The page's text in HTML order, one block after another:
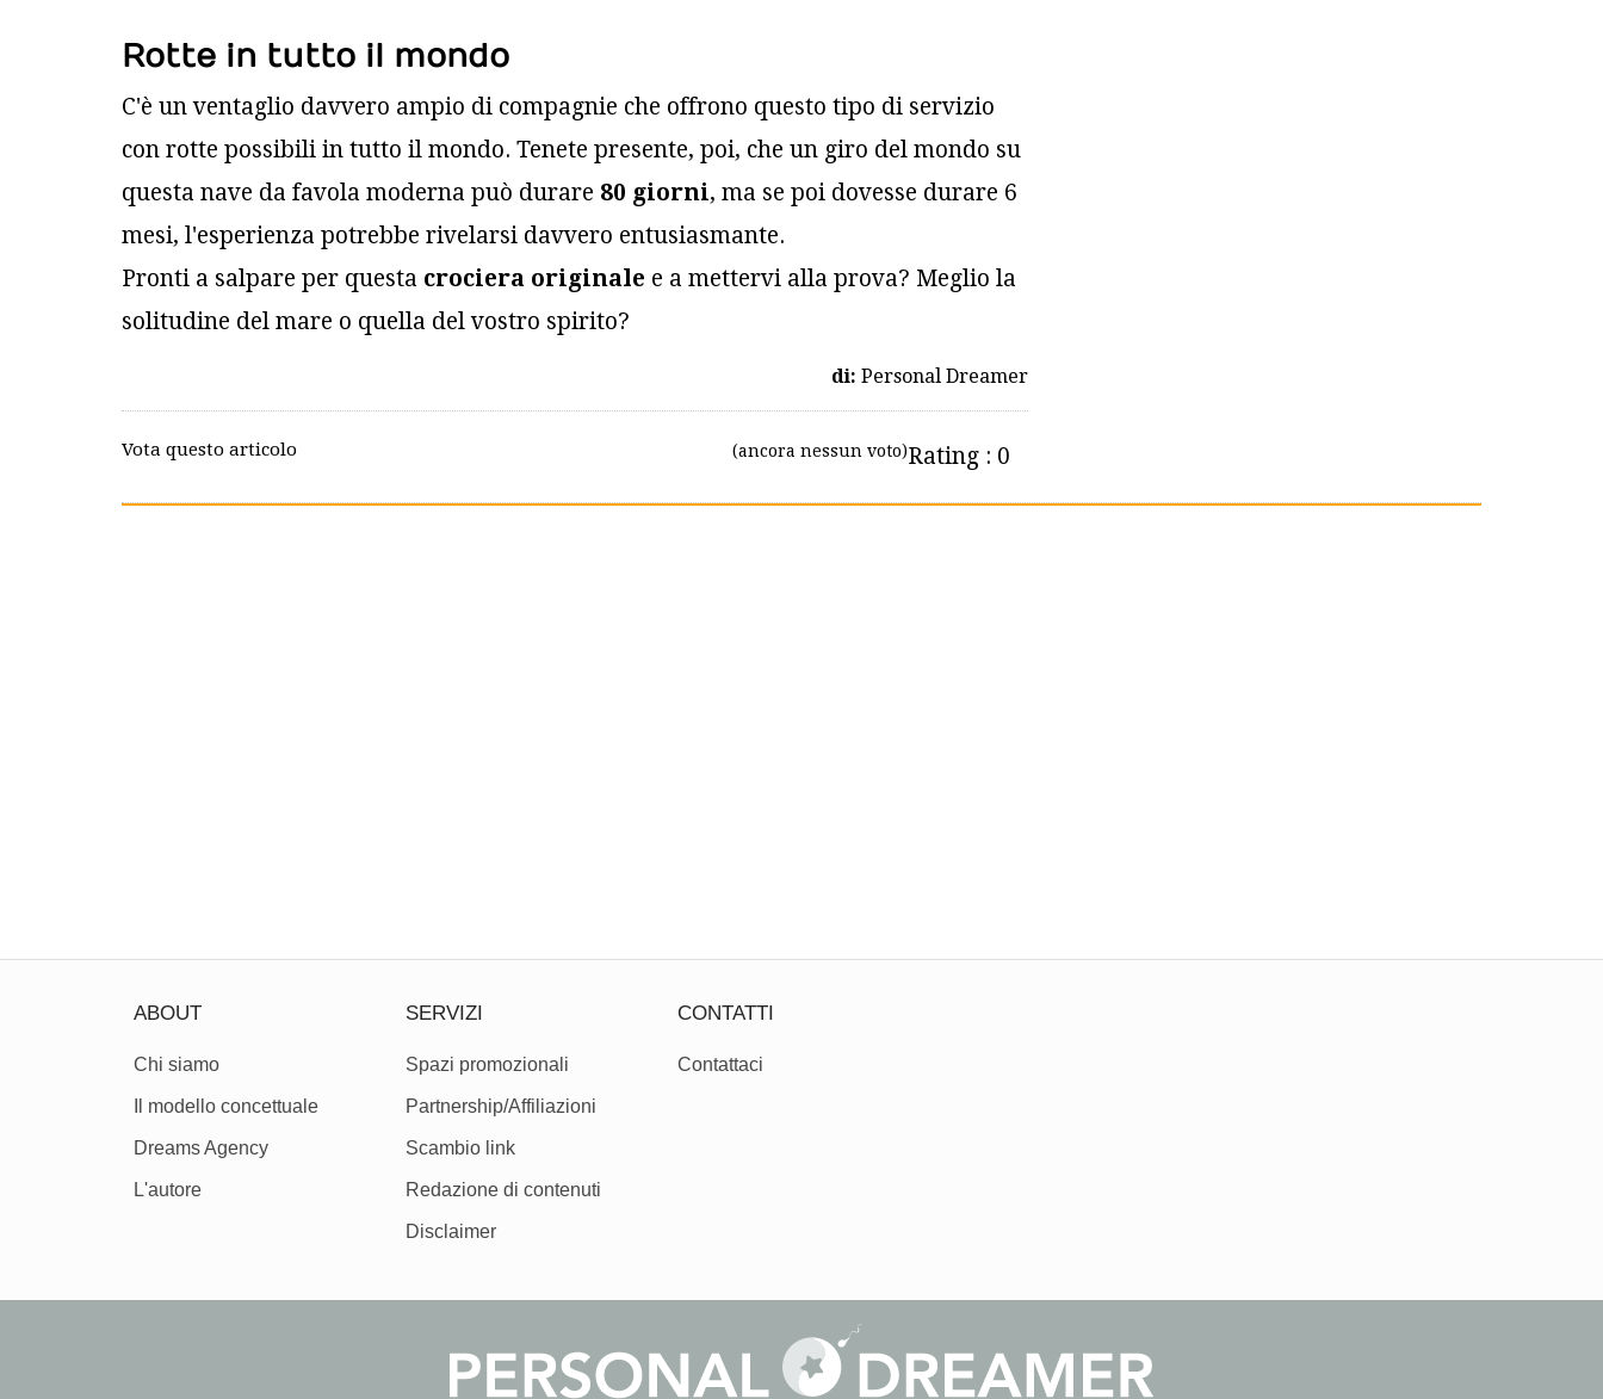
Rotte in tutto il mondo
C'è un ventaglio davvero ampio di compagnie che offrono questo tipo di servizio
con rotte possibili in tutto il mondo. Tenete presente, poi, che un giro del mondo su
questa nave da favola moderna può durare 80 giorni, ma se poi dovesse durare 6
mesi, l'esperienza potrebbe rivelarsi davvero entusiasmante.
Pronti a salpare per questa crociera originale e a mettervi alla prova? Meglio la
solitudine del mare o quella del vostro spirito?
di: Personal Dreamer
Vota questo articolo Rating : 0
(ancora nessun voto)
ABOUT
Chi siamo
Il modello concettuale
Dreams Agency
L'autore
SERVIZI
Spazi promozionali
Partnership/Affiliazioni
Scambio link
Redazione di contenuti
Disclaimer
CONTATTI
Contattaci